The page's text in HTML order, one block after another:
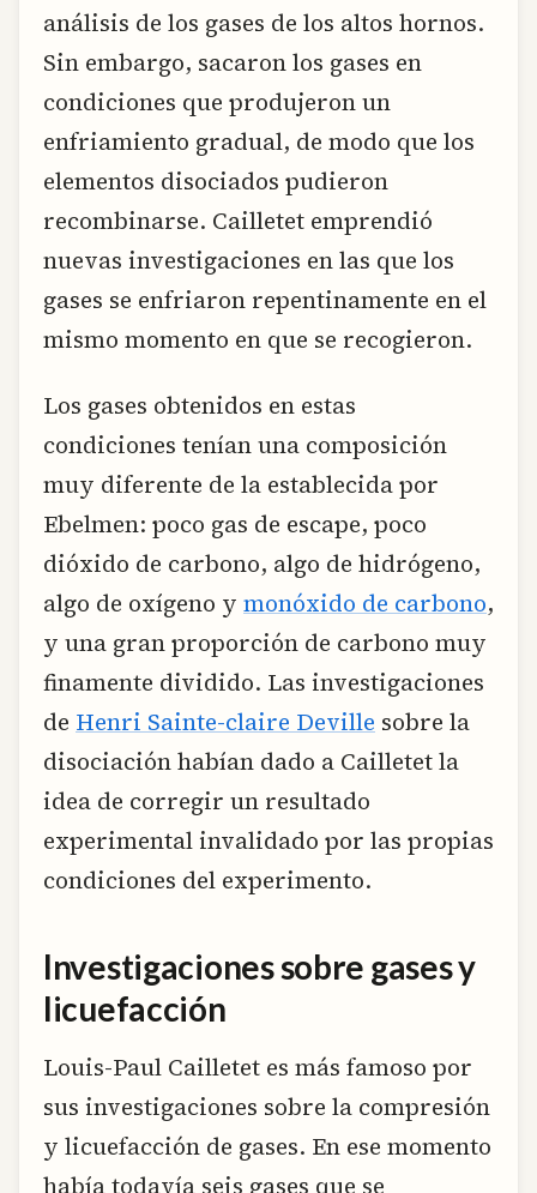
análisis de los gases de los altos hornos.
Sin embargo, sacaron los gases en
condiciones que produjeron un
enfriamiento gradual, de modo que los
elementos disociados pudieron
recombinarse. Cailletet emprendió
nuevas investigaciones en las que los
gases se enfriaron repentinamente en el
mismo momento en que se recogieron.
Los gases obtenidos en estas
condiciones tenían una composición
muy diferente de la establecida por
Ebelmen: poco gas de escape, poco
dióxido de carbono, algo de hidrógeno,
algo de oxígeno y monóxido de carbono,
y una gran proporción de carbono muy
finamente dividido. Las investigaciones
de Henri Sainte-claire Deville sobre la
disociación habían dado a Cailletet la
idea de corregir un resultado
experimental invalidado por las propias
condiciones del experimento.
Investigaciones sobre gases y
licuefacción
Louis-Paul Cailletet es más famoso por
sus investigaciones sobre la compresión
y licuefacción de gases. En ese momento
había todavía seis gases que se